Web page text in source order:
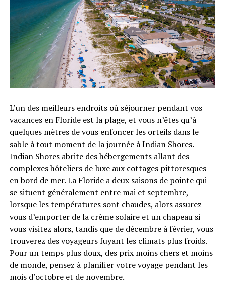
L’un des meilleurs endroits où séjourner pendant vos
vacances en Floride est la plage, et vous n’êtes qu’à
quelques mètres de vous enfoncer les orteils dans le
sable à tout moment de la journée à Indian Shores.
Indian Shores abrite des hébergements allant des
complexes hôteliers de luxe aux cottages pittoresques
en bord de mer. La Floride a deux saisons de pointe qui
se situent généralement entre mai et septembre,
lorsque les températures sont chaudes, alors assurez-
vous d’emporter de la crème solaire et un chapeau si
vous visitez alors, tandis que de décembre à février, vous
trouverez des voyageurs fuyant les climats plus froids.
Pour un temps plus doux, des prix moins chers et moins
de monde, pensez à planifier votre voyage pendant les
mois d’octobre et de novembre.